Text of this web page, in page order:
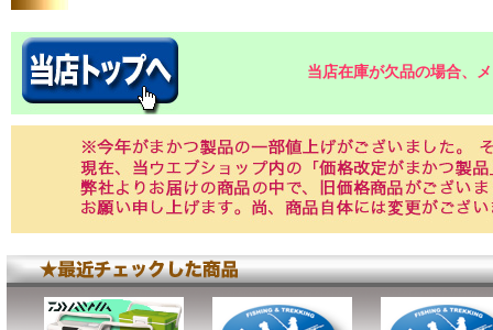
当店在庫が欠品の場合、